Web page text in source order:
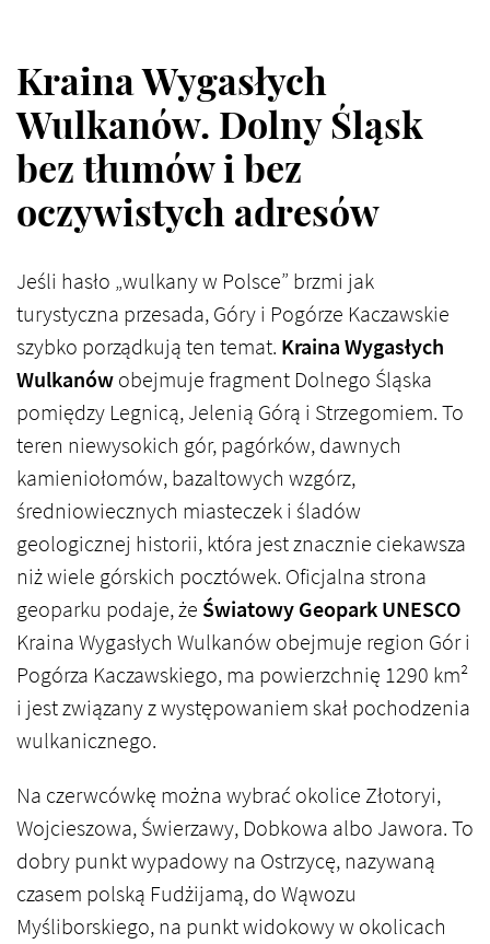
Kraina Wygasłych
Wulkanów. Dolny Śląsk
bez tłumów i bez
oczywistych adresów
Jeśli hasło „wulkany w Polsce” brzmi jak
turystyczna przesada, Góry i Pogórze Kaczawskie
szybko porządkują ten temat. Kraina Wygasłych
Wulkanówobejmuje fragment Dolnego Śląska
pomiędzy Legnicą, Jelenią Górą i Strzegomiem. To
teren niewysokich gór, pagórków, dawnych
kamieniołomów, bazaltowych wzgórz,
średniowiecznych miasteczek i śladów
geologicznej historii, która jest znacznie ciekawsza
niż wiele górskich pocztówek. Oficjalna strona
geoparku podaje, że Światowy Geopark UNESCO
Kraina Wygasłych Wulkanów obejmuje region Gór i
Pogórza Kaczawskiego, ma powierzchnię 1290 km²
i jest związany z występowaniem skał pochodzenia
wulkanicznego.
Na czerwcówkę można wybrać okolice Złotoryi,
Wojcieszowa, Świerzawy, Dobkowa albo Jawora. To
dobry punkt wypadowy na Ostrzycę, nazywaną
czasem polską Fudżijamą, do Wąwozu
Myśliborskiego, na punkt widokowy w okolicach